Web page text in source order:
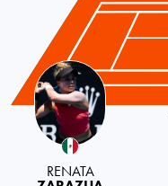
Mexico
RENATA